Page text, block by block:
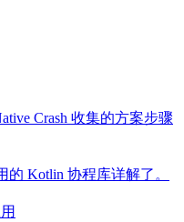
Crash 收集的方案步骤
Kotlin 协程库详解了。